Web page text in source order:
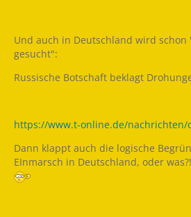
Und auch in Deutschland wird schon
gesucht":
Russische Botschaft beklagt
https://www.t-online.de/
Dann klappt auch die logische
EInmarsch in Deutschland, oder